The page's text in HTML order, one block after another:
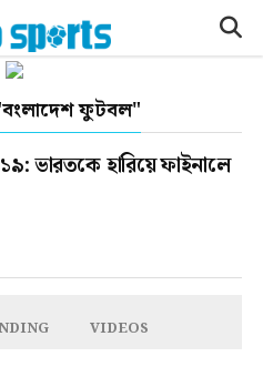
ফুটবল"
ভারতকে হারিয়ে ফাইনালে
VIDEOS